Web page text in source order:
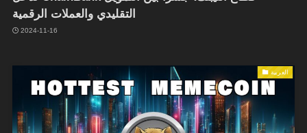
التقليدي والعملات الرقمية
2024-11-16
العربية